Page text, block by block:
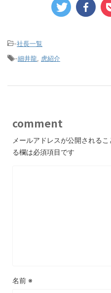
-社長一覧
-細井龍, 虎紹介
comment
メールアドレスが公開されるこ
る欄は必須項目です
名前 ※